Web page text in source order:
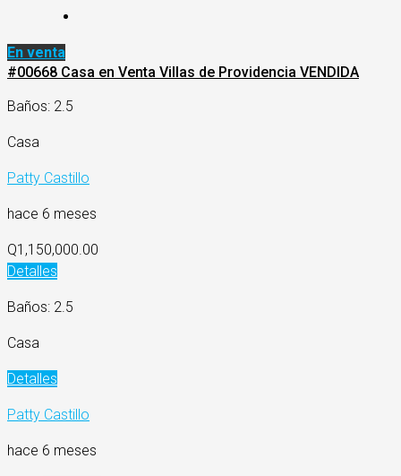
En venta
#00668 Casa en Venta Villas de Providencia VENDIDA
Baños: 2.5
Casa
Patty Castillo
hace 6 meses
Q1,150,000.00
Detalles
Baños: 2.5
Casa
Detalles
Patty Castillo
hace 6 meses